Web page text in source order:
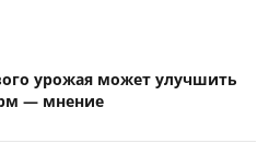
урожая может улучшить
— мнение